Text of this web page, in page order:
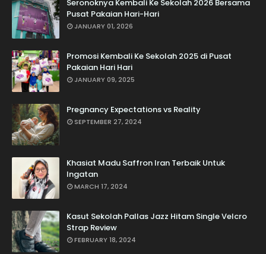
Seronoknya Kembali Ke Sekolah 2026 Bersama
Pusat Pakaian Hari-Hari
JANUARY 01, 2026
Promosi Kembali Ke Sekolah 2025 di Pusat
Pakaian Hari Hari
JANUARY 09, 2025
Pregnancy Expectations vs Reality
SEPTEMBER 27, 2024
Khasiat Madu Saffron Iran Terbaik Untuk
Ingatan
MARCH 17, 2024
Kasut Sekolah Pallas Jazz Hitam Single Velcro
Strap Review
FEBRUARY 18, 2024